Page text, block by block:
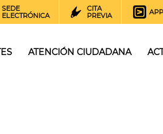
SEDE
ELECTRÓNICA
CITA
PREVIA
ATENCIÓN CIUDADANA